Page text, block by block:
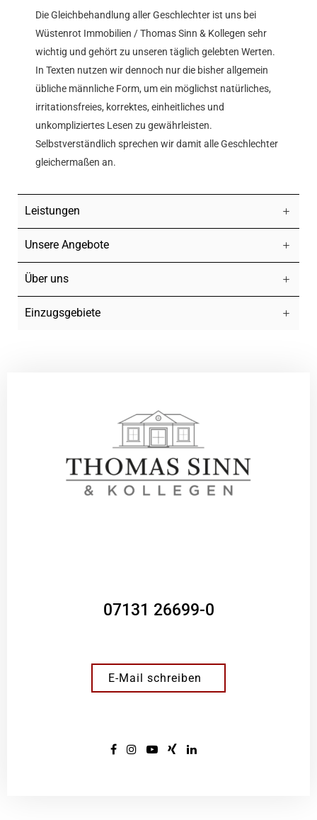
Die Gleichbehandlung aller Geschlechter ist uns bei
Wüstenrot Immobilien / Thomas Sinn & Kollegen sehr
wichtig und gehört zu unseren täglich gelebten Werten.
In Texten nutzen wir dennoch nur die bisher allgemein
übliche männliche Form, um ein möglichst natürliches,
irritationsfreies, korrektes, einheitliches und
unkompliziertes Lesen zu gewährleisten.
Selbstverständlich sprechen wir damit alle Geschlechter
gleichermaßen an.
Leistungen
Unsere Angebote
Über uns
Einzugsgebiete
07131 26699-0
E-Mail schreiben